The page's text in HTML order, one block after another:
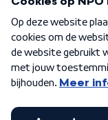
Algemene